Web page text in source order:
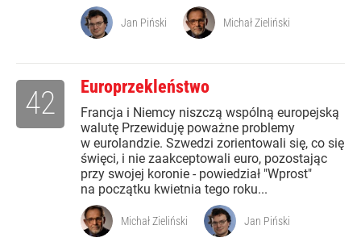
Jan Piński Michał Zieliński
Europrzekleństwo
Francja i Niemcy niszczą wspólną europejską
walutę Przewiduję poważne problemy
w eurolandzie. Szwedzi zorientowali się, co się
święci, i nie zaakceptowali euro, pozostając
przy swojej koronie - powiedział "Wprost"
na początku kwietnia tego roku...
42
Michał Zieliński Jan Piński